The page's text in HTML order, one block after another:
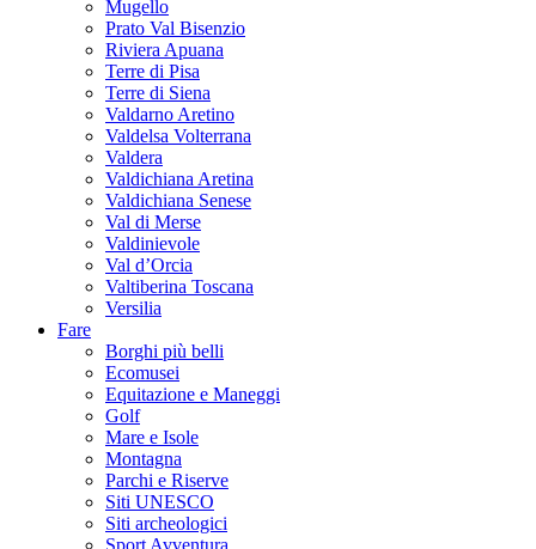
Mugello
Prato Val Bisenzio
Riviera Apuana
Terre di Pisa
Terre di Siena
Valdarno Aretino
Valdelsa Volterrana
Valdera
Valdichiana Aretina
Valdichiana Senese
Val di Merse
Valdinievole
Val d’Orcia
Valtiberina Toscana
Versilia
Fare
Borghi più belli
Ecomusei
Equitazione e Maneggi
Golf
Mare e Isole
Montagna
Parchi e Riserve
Siti UNESCO
Siti archeologici